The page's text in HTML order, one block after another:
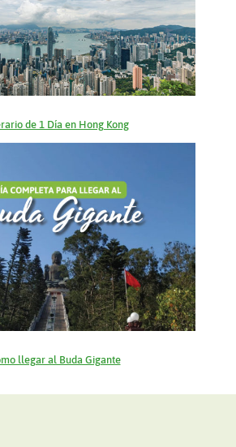
de 1 Día en Hong Kong
llegar al Buda Gigante